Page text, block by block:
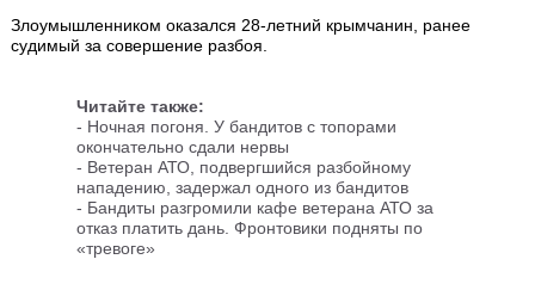
Злоумышленником оказался 28-летний крымчанин, ранее
судимый за совершение разбоя.
Читайте также:
- Ночная погоня. У бандитов с топорами
окончательно сдали нервы
- Ветеран АТО, подвергшийся разбойному
нападению, задержал одного из бандитов
- Бандиты разгромили кафе ветерана АТО за
отказ платить дань. Фронтовики подняты по
«тревоге»